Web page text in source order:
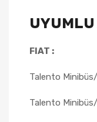
FIAT :
Talento
Talento